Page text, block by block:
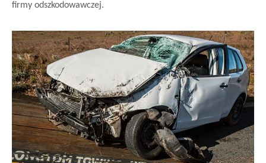
firmy odszkodowawczej.